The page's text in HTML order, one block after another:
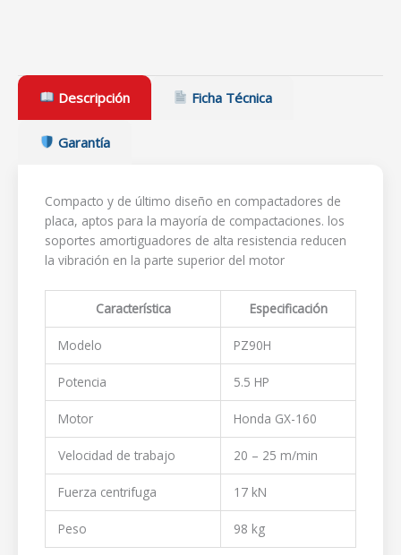
Descripción Ficha Técnica
Garantía
Compacto y de último diseño en compactadores de
placa, aptos para la mayoría de compactaciones. los
soportes amortiguadores de alta resistencia reducen
la vibración en la parte superior del motor
Característica Especificación
Modelo PZ90H
Potencia 5.5 HP
Motor Honda GX-160
Velocidad de trabajo 20 – 25 m/min
Fuerza centrifuga 17 kN
Peso 98 kg